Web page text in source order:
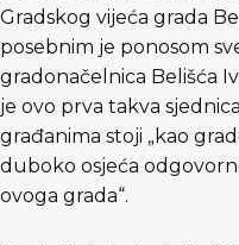
Gradskog vijeća grada
posebnim je ponosom
gradonačelnica Belišća
je ovo prva takva
građanima stoji „kao
duboko osjeća
ovoga grada“.